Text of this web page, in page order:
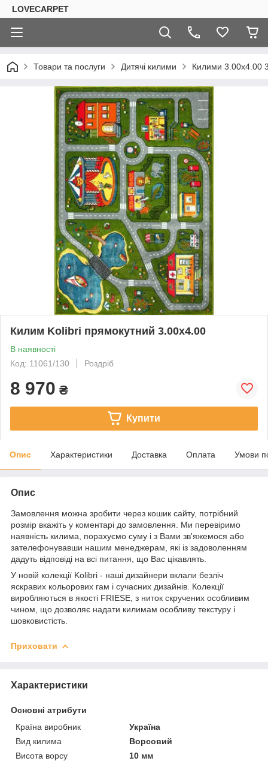
LOVECARPET
Товари та послуги Дитячі килими Килими 3.00х4.00
Килим Kolibri прямокутний 3.00х4.00
В наявності
Код: 11061/130
Роздріб
8 970 ₴
Купити
Опис Характеристики Доставка Оплата Умови
Опис
Замовлення можна зробити через кошик сайту, потрібний
розмір вкажіть у коментарі до замовлення. Ми перевіримо
наявність килима, порахуємо суму і з Вами зв'яжемося або
зателефонувавши нашим менеджерам, які із задоволенням
дадуть відповіді на всі питання, що Вас цікавлять.
У новій колекції Kolibri - наші дизайнери вклали безліч
яскравих кольорових гам і сучасних дизайнів. Колекції
виробляються в якості FRIESE, з ниток скручених особливим
чином, що дозволяє надати килимам особливу текстуру і
шовковистість.
Приховати
Характеристики
Основні атрибути
Країна виробник
Україна
Вид килима
Ворсовий
Висота ворсу
10 мм